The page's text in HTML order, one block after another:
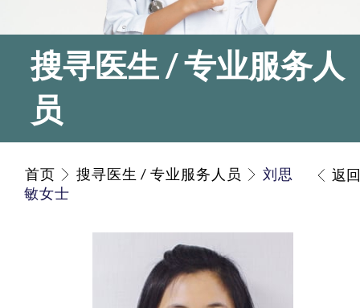
搜寻医生 / 专业服务人
员
首页 搜寻医生 / 专业服务人员
刘思
敏女士
返回